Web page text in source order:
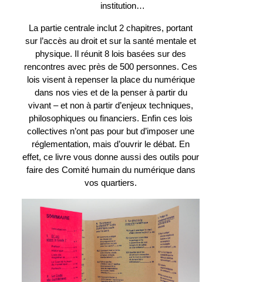
institution…
La partie centrale inclut 2 chapitres, portant
sur l’accès au droit et sur la santé mentale et
physique. Il réunit 8 lois basées sur des
rencontres avec près de 500 personnes. Ces
lois visent à repenser la place du numérique
dans nos vies et de la penser à partir du
vivant – et non à partir d’enjeux techniques,
philosophiques ou financiers. Enfin ces lois
collectives n’ont pas pour but d’imposer une
réglementation, mais d’ouvrir le débat. En
effet, ce livre vous donne aussi des outils pour
faire des Comité humain du numérique dans
vos quartiers.